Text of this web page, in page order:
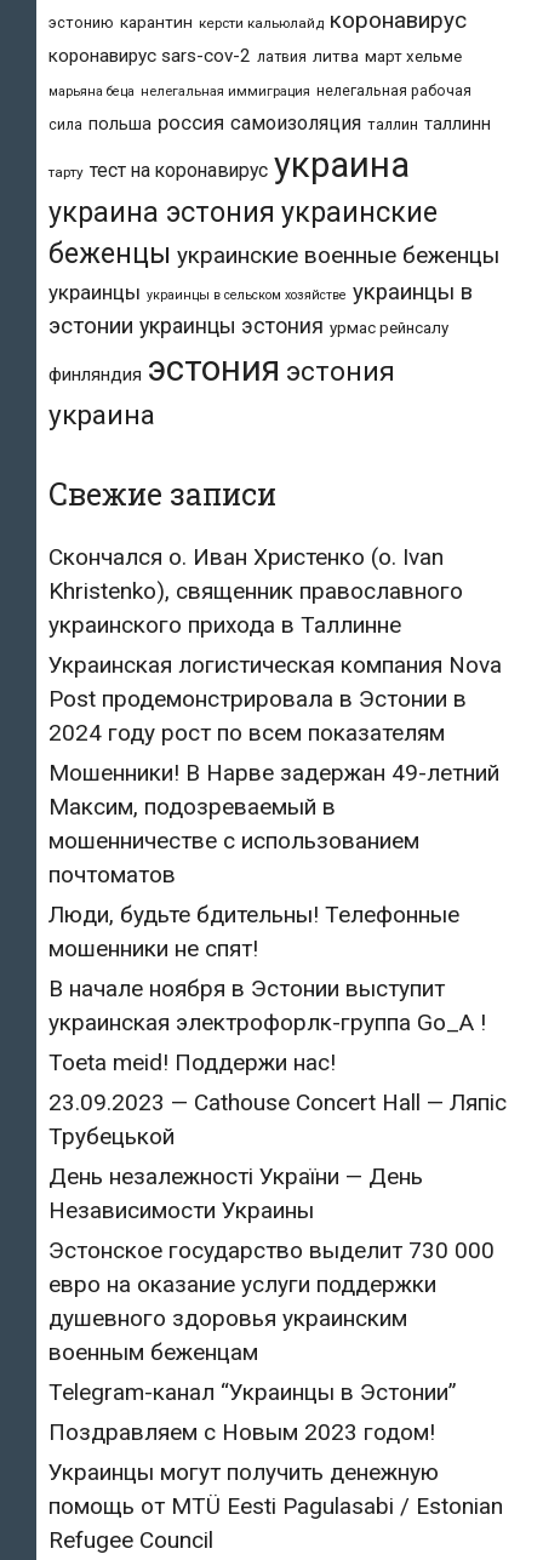
эстонию карантин керсти кальюлайд коронавирус
коронавирус sars-cov-2 латвия литва март хельме
марьяна беца нелегальная иммиграция нелегальная рабочая
сила польша россия самоизоляция таллин таллинн
тарту тест на коронавирус украина
украина эстония украинские
беженцы украинские военные беженцы
украинцы украинцы в сельском хозяйстве украинцы в
эстонии украинцы эстония урмас рейнсалу
финляндия эстония эстония
украина
Свежие записи
Скончался о. Иван Христенко (о. Ivan
Khristenko), священник православного
украинского прихода в Таллинне
Украинская логистическая компания Nova
Post продемонстрировала в Эстонии в
2024 году рост по всем показателям
Мошенники! В Нарве задержан 49-летний
Максим, подозреваемый в
мошенничестве с использованием
почтоматов
Люди, будьте бдительны! Телефонные
мошенники не спят!
В начале ноября в Эстонии выступит
украинская электрофорлк-группа Go_A !
Toeta meid! Поддержи нас!
23.09.2023 — Cathouse Concert Hall — Ляпіс
Трубецькой
День незалежності України — День
Независимости Украины
Эстонское государство выделит 730 000
евро на оказание услуги поддержки
душевного здоровья украинским
военным беженцам
Telegram-канал “Украинцы в Эстонии”
Поздравляем с Новым 2023 годом!
Украинцы могут получить денежную
помощь от MTÜ Eesti Pagulasabi / Estonian
Refugee Council